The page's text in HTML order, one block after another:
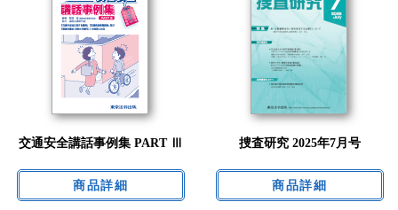
交通安全講話事例集 PART Ⅲ 捜査研究 2025年7月号